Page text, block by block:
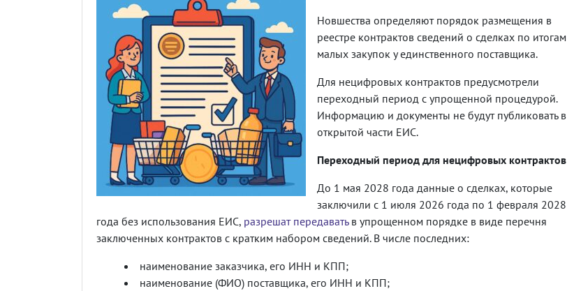
Новшества определяют порядок размещения в
реестре контрактов сведений о сделках по итогам
малых закупок у единственного поставщика.
Для нецифровых контрактов предусмотрели
переходный период с упрощенной процедурой.
Информацию и документы не будут публиковать в
открытой части ЕИС.
Переходный период для нецифровых контрактов
До 1 мая 2028 года данные о сделках, которые
заключили с 1 июля 2026 года по 1 февраля 2028
года без использования ЕИС, разрешат передаватьв упрощенном порядке в виде перечня
заключенных контрактов с кратким набором сведений. В числе последних:
наименование заказчика, его ИНН и КПП;
наименование (ФИО) поставщика, его ИНН и КПП;